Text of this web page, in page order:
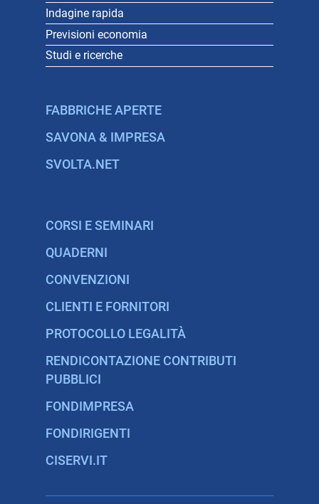
Indagine rapida
Previsioni economia
Studi e ricerche
FABBRICHE APERTE
SAVONA & IMPRESA
SVOLTA.NET
CORSI E SEMINARI
QUADERNI
CONVENZIONI
CLIENTI E FORNITORI
PROTOCOLLO LEGALITÀ
RENDICONTAZIONE CONTRIBUTI
PUBBLICI
FONDIMPRESA
FONDIRIGENTI
CISERVI.IT